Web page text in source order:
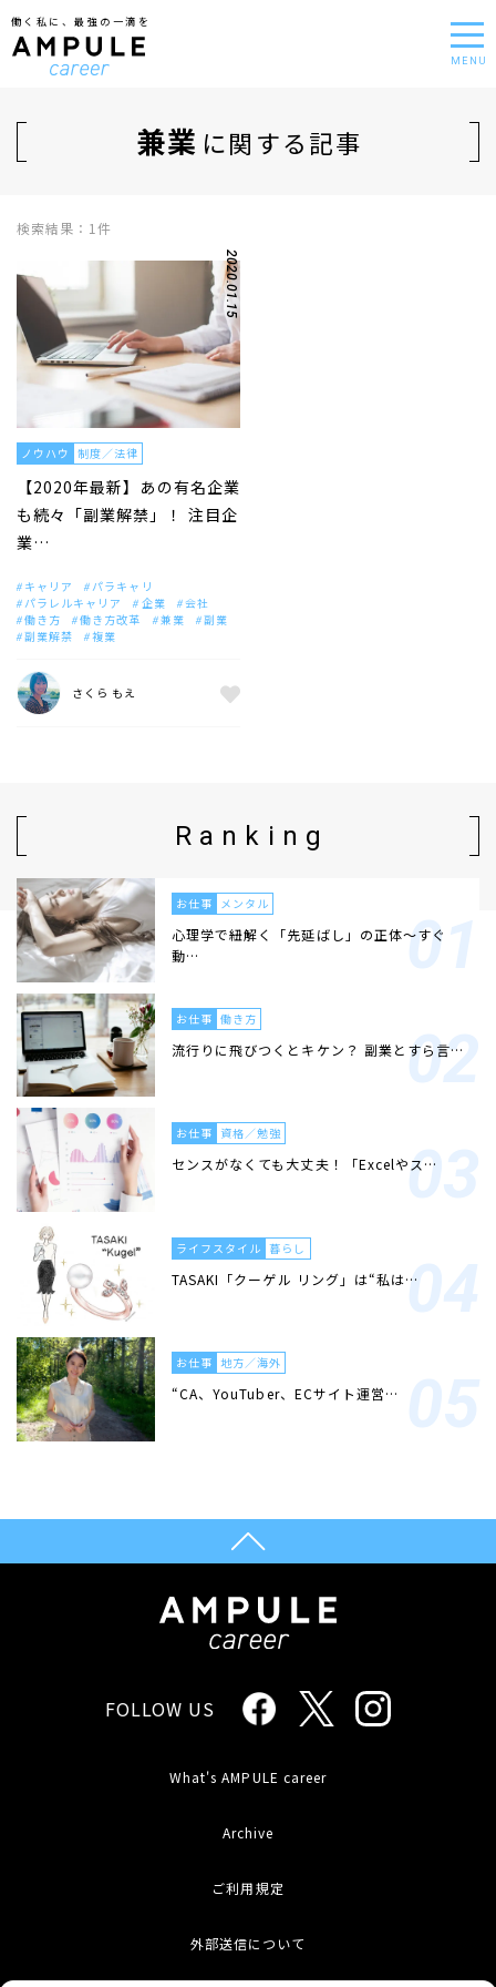
働く私に、最強の一滴を
MENU
兼業 に関する記事
検索結果：1件
2020.01.15
ノウハウ 制度／法律
【2020年最新】あの有名企業
も続々「副業解禁」！ 注目企
業…
キャリア
パラキャリ
パラレルキャリア
企業
会社
働き方
働き方改革 兼業
副業
副業解禁
複業
さくら もえ
Ranking
お仕事 メンタル
心理学で紐解く「先延ばし」の正体〜すぐ
動…
お仕事 働き方
流行りに飛びつくとキケン？ 副業とすら言…
お仕事 資格／勉強
センスがなくても大丈夫！「Excelやス…
ライフスタイル 暮らし
TASAKI「クーゲル リング」は“私は…
お仕事 地方／海外
“CA、YouTuber、ECサイト運営…
FOLLOW US
What's AMPULE career
Archive
ご利用規定
外部送信について